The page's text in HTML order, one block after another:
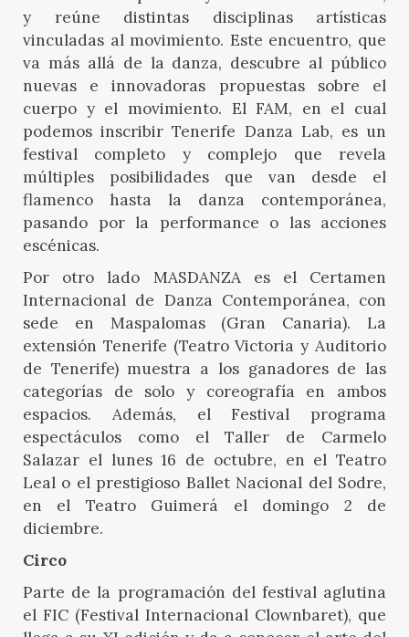
y reúne distintas disciplinas artísticas
vinculadas al movimiento. Este encuentro, que
va más allá de la danza, descubre al público
nuevas e innovadoras propuestas sobre el
cuerpo y el movimiento. El FAM, en el cual
podemos inscribir Tenerife Danza Lab, es un
festival completo y complejo que revela
múltiples posibilidades que van desde el
flamenco hasta la danza contemporánea,
pasando por la performance o las acciones
escénicas.
Por otro lado MASDANZA es el Certamen
Internacional de Danza Contemporánea, con
sede en Maspalomas (Gran Canaria). La
extensión Tenerife (Teatro Victoria y Auditorio
de Tenerife) muestra a los ganadores de las
categorías de solo y coreografía en ambos
espacios. Además, el Festival programa
espectáculos como el Taller de Carmelo
Salazar el lunes 16 de octubre, en el Teatro
Leal o el prestigioso Ballet Nacional del Sodre,
en el Teatro Guimerá el domingo 2 de
diciembre.
Circo
Parte de la programación del festival aglutina
el FIC (Festival Internacional Clownbaret), que